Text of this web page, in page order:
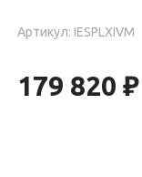
Артикул: IESPLXIVM
179 820 ₽